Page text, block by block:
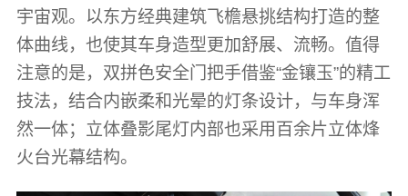
宇宙观。以东方经典建筑飞檐悬挑结构打造的整
体曲线，也使其车身造型更加舒展、流畅。值得
注意的是，双拼色安全门把手借鉴“金镶玉”的精工
技法，结合内嵌柔和光晕的灯条设计，与车身浑
然一体；立体叠影尾灯内部也采用百余片立体烽
火台光幕结构。